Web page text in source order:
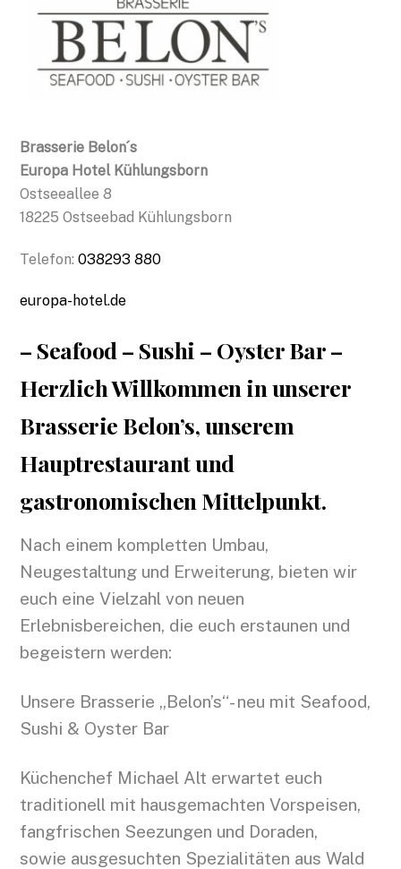
Brasserie Belon´s
Europa Hotel Kühlungsborn
Ostseeallee 8
18225 Ostseebad Kühlungsborn
Telefon:038293 880
europa-hotel.de
– Seafood – Sushi – Oyster Bar –
Herzlich Willkommen in unserer
Brasserie Belon’s, unserem
Hauptrestaurant und
gastronomischen Mittelpunkt.
Nach einem kompletten Umbau,
Neugestaltung und Erweiterung, bieten wir
euch eine Vielzahl von neuen
Erlebnisbereichen, die euch erstaunen und
begeistern werden:
Unsere Brasserie „Belon’s“- neu mit Seafood,
Sushi & Oyster Bar
Küchenchef Michael Alt erwartet euch
traditionell mit hausgemachten Vorspeisen,
fangfrischen Seezungen und Doraden,
sowie ausgesuchten Spezialitäten aus Wald